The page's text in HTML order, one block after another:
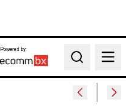
Powered by:
Search